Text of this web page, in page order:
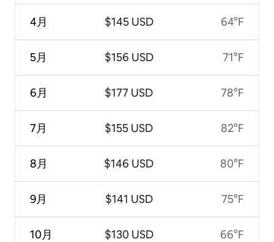
4月
5月
6月
7月
8月
9月
10月
$145 USD
$156 USD
$177 USD
$155 USD
$146 USD
$141 USD
$130 USD
64°F
71°F
78°F
82°F
80°F
75°F
66°F